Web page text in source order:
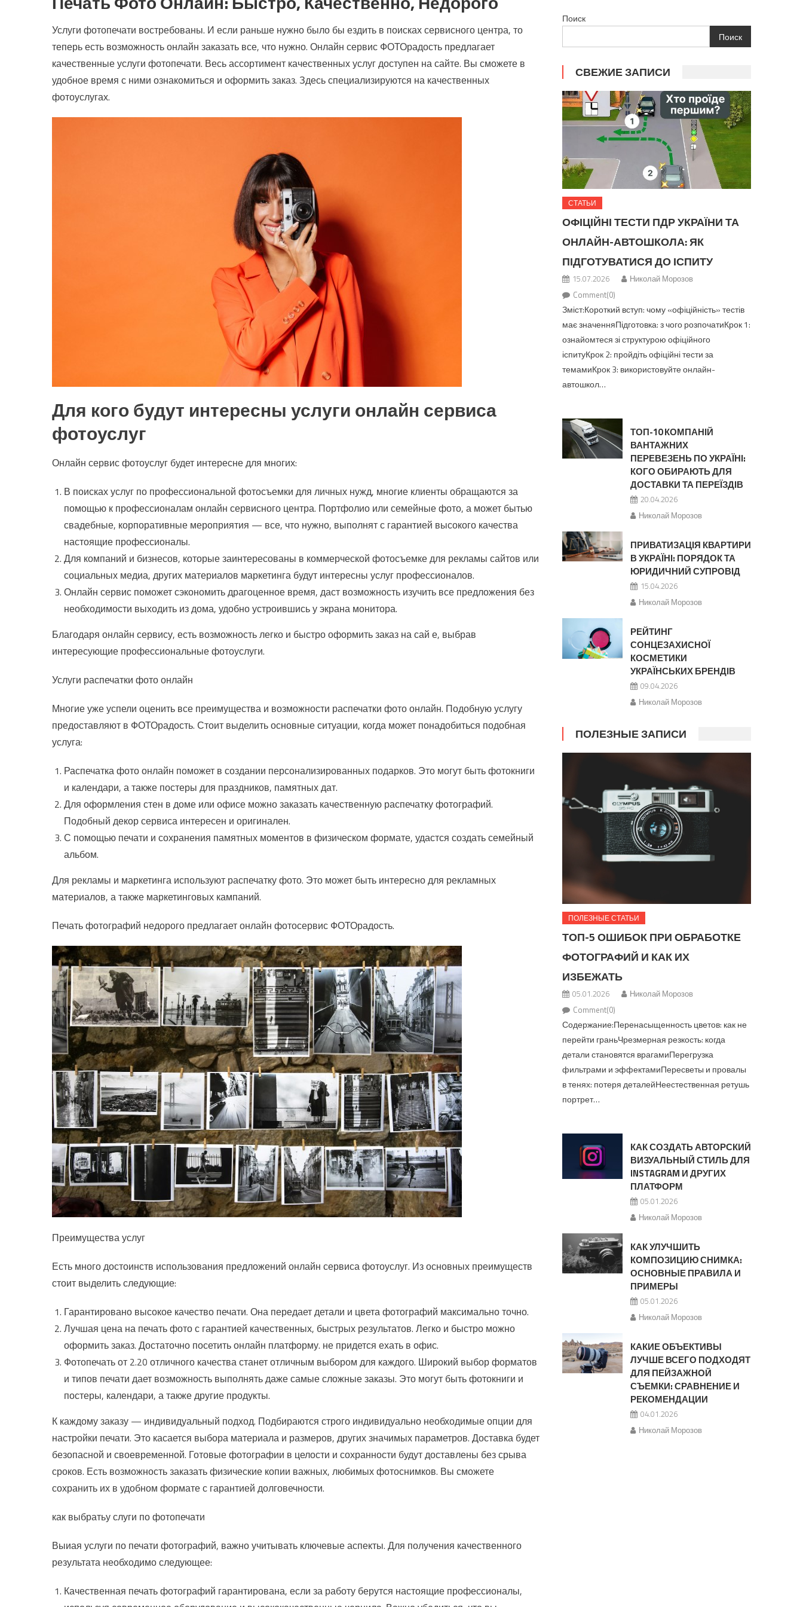
Якісна українська косметика з SPF: топ брендів
Офіційні тести ПДР України та онлайн-автошкола: як підготуватися до іспиту
Услуги фотопечати востребованы. И если раньше нужно было бы ездить в поисках сервисного центра, то
теперь есть возможность онлайн заказать все, что нужно. Онлайн сервис ФОТОрадость предлагает
качественные услуги фотопечати. Весь ассортимент качественных услуг доступен на сайте. Вы сможете в
удобное время с ними ознакомиться и оформить заказ. Здесь специализируются на качественных
фотоуслугах.
Для кого будут интересны услуги онлайн сервиса
фотоуслуг
Онлайн сервис фотоуслуг будет интересне для многих:
В поисках услуг по профессиональной фотосъемки для личных нужд, многие клиенты обращаются за
помощью к профессионалам онлайн сервисного центра. Портфолио или семейные фото, а может бытью
свадебные, корпоративные мероприятия — все, что нужно, выполнят с гарантией высокого качества
настоящие профессионалы.
Для компаний и бизнесов, которые заинтересованы в коммерческой фотосъемке для рекламы сайтов или
социальных медиа, других материалов маркетинга будут интересны услуг профессионалов.
Онлайн сервис поможет сэкономить драгоценное время, даст возможность изучить все предложения без
необходимости выходить из дома, удобно устроившись у экрана монитора.
Благодаря онлайн сервису, есть возможность легко и быстро оформить заказ на сай е, выбрав
интересующие профессиональные фотоуслуги.
Услуги распечатки фото онлайн
Многие уже успели оценить все преимущества и возможности распечатки фото онлайн. Подобную услугу
предоставляют в ФОТОрадость. Стоит выделить основные ситуации, когда может понадобиться подобная
услуга:
Распечатка фото онлайн поможет в создании персонализированных подарков. Это могут быть фотокниги
и календари, а также постеры для праздников, памятных дат.
Для оформления стен в доме или офисе можно заказать качественную распечатку фотографий.
Подобный декор сервиса интересен и оригинален.
С помощью печати и сохранения памятных моментов в физическом формате, удастся создать семейный
альбом.
Для рекламы и маркетинга используют распечатку фото. Это может быть интересно для рекламных
материалов, а также маркетинговых кампаний.
Печать фотографий недорого предлагает онлайн фотосервис ФОТОрадость.
Преимущества услуг
Есть много достоинств использования предложений онлайн сервиса фотоуслуг. Из основных преимуществ
стоит выделить следующие:
Гарантировано высокое качество печати. Она передает детали и цвета фотографий максимально точно.
Лучшая цена на печать фото с гарантией качественных, быстрых результатов. Легко и быстро можно
оформить заказ. Достаточно посетить онлайн платформу. не придется ехать в офис.
Фотопечать от 2.20 отличного качества станет отличным выбором для каждого. Широкий выбор форматов
и типов печати дает возможность выполнять даже самые сложные заказы. Это могут быть фотокниги и
постеры, календари, а также другие продукты.
К каждому заказу — индивидуальный подход. Подбираются строго индивидуально необходимые опции для
настройки печати. Это касается выбора материала и размеров, других значимых параметров. Доставка будет
безопасной и своевременной. Готовые фотографии в целости и сохранности будут доставлены без срыва
сроков. Есть возможность заказать физические копии важных, любимых фотоснимков. Вы сможете
сохранить их в удобном формате с гарантией долговечности.
как выбратьу слуги по фотопечати
Выиая услуги по печати фотографий, важно учитывать ключевые аспекты. Для получения качественного
результата необходимо следующее:
Качественная печать фотографий гарантирована, если за работу берутся настоящие профессионалы,
Поиск
Поиск
СВЕЖИЕ ЗАПИСИ
СТАТЬИ
ОФІЦІЙНІ ТЕСТИ ПДР УКРАЇНИ ТА
ОНЛАЙН-АВТОШКОЛА: ЯК
ПІДГОТУВАТИСЯ ДО ІСПИТУ
15.07.2026
Николай Морозов
Comment(0)
Зміст:Короткий вступ: чому «офіційність» тестів
має значенняПідготовка: з чого розпочатиКрок 1:
ознайомтеся зі структурою офіційного
іспитуКрок 2: пройдіть офіційні тести за
темамиКрок 3: використовуйте онлайн-
автошкол…
ТОП-10 КОМПАНІЙ
ВАНТАЖНИХ
ПЕРЕВЕЗЕНЬ ПО УКРАЇНІ:
КОГО ОБИРАЮТЬ ДЛЯ
ДОСТАВКИ ТА ПЕРЕЇЗДІВ
20.04.2026
Николай Морозов
ПРИВАТИЗАЦІЯ КВАРТИРИ
В УКРАЇНІ: ПОРЯДОК ТА
ЮРИДИЧНИЙ СУПРОВІД
15.04.2026
Николай Морозов
РЕЙТИНГ
СОНЦЕЗАХИСНОЇ
КОСМЕТИКИ
УКРАЇНСЬКИХ БРЕНДІВ
09.04.2026
Николай Морозов
ПОЛЕЗНЫЕ ЗАПИСИ
ПОЛЕЗНЫЕ СТАТЬИ
ТОП-5 ОШИБОК ПРИ ОБРАБОТКЕ
ФОТОГРАФИЙ И КАК ИХ
ИЗБЕЖАТЬ
05.01.2026
Николай Морозов
Comment(0)
Содержание:Перенасыщенность цветов: как не
перейти граньЧрезмерная резкость: когда
детали становятся врагамиПерегрузка
фильтрами и эффектамиПересветы и провалы
в тенях: потеря деталейНеестественная ретушь
портрет…
КАК СОЗДАТЬ АВТОРСКИЙ
ВИЗУАЛЬНЫЙ СТИЛЬ ДЛЯ
INSTAGRAM И ДРУГИХ
ПЛАТФОРМ
05.01.2026
Николай Морозов
КАК УЛУЧШИТЬ
КОМПОЗИЦИЮ СНИМКА:
ОСНОВНЫЕ ПРАВИЛА И
ПРИМЕРЫ
05.01.2026
Николай Морозов
КАКИЕ ОБЪЕКТИВЫ
ЛУЧШЕ ВСЕГО ПОДХОДЯТ
ДЛЯ ПЕЙЗАЖНОЙ
СЪЕМКИ: СРАВНЕНИЕ И
РЕКОМЕНДАЦИИ
04.01.2026
Николай Морозов